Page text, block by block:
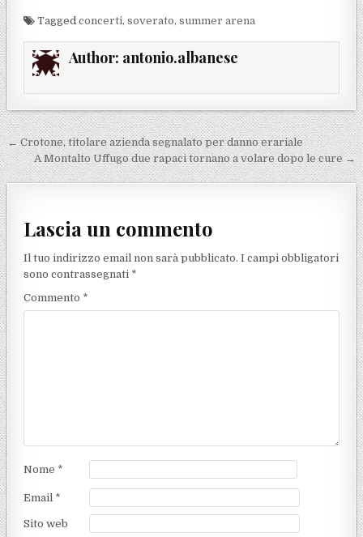
Taggedconcerti,soverato,summer arena
Author: antonio.albanese
Navigazione articoli
← Crotone, titolare azienda segnalato per danno erariale
A Montalto Uffugo due rapaci tornano a volare dopo le cure →
Lascia un commento
Il tuo indirizzo email non sarà pubblicato. I campi obbligatori
sono contrassegnati *
Commento *
Nome *
Email *
Sito web